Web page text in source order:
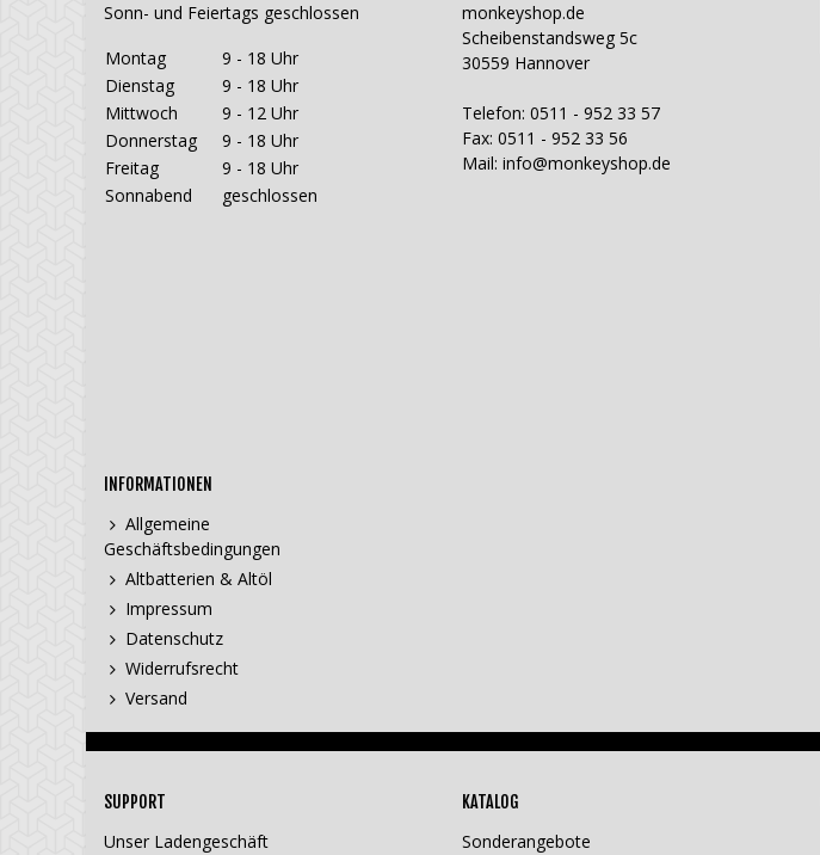
Sonn- und Feiertags geschlossen
Montag
9 - 18 Uhr
Dienstag
9 - 18 Uhr
Mittwoch
9 - 12 Uhr
Donnerstag
9 - 18 Uhr
Freitag
9 - 18 Uhr
Sonnabend
geschlossen
monkeyshop.de
Scheibenstandsweg 5c
30559 Hannover
Telefon: 0511 - 952 33 57
Fax: 0511 - 952 33 56
Mail: info@monkeyshop.de
INFORMATIONEN
Allgemeine
Geschäftsbedingungen
Altbatterien & Altöl
Impressum
Datenschutz
Widerrufsrecht
Versand
SUPPORT
Unser Ladengeschäft
KATALOG
Sonderangebote